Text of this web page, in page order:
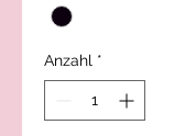
Anzahl *